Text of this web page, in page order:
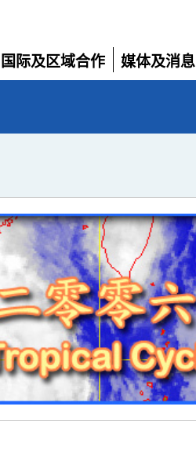
国际及区域合作
展
媒体及消息
展